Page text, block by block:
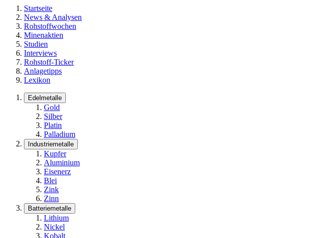
Startseite
News & Analysen
Rohstoffwochen
Minenaktien
Studien
Interviews
Rohstoff-Ticker
Anlagetipps
Lexikon
Edelmetalle
Gold
Silber
Platin
Palladium
Industriemetalle
Kupfer
Aluminium
Eisenerz
Blei
Zink
Zinn
Batteriemetalle
Lithium
Nickel
Kobalt